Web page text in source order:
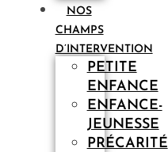
NOS
CHAMPS
D’INTERVENTION
PETITE
ENFANCE
ENFANCE-
JEUNESSE
PRÉCARITÉ